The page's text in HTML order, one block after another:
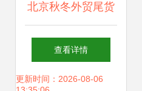
北京秋冬外贸尾货
服装批发攻略 工厂
直供品牌毛衣、开
查看详情
更新时间：2026-08-06